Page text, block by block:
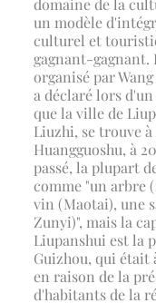
domaine de la
un modèle
culturel et
gagnant-gagnant.
organisé par
a déclaré lors
que la ville de
Liuzhi, se trouve à
Huangguoshu, à
passé, la plupart
comme "un arbre
vin (Maotai), une
Zunyi)", mais la
Liupanshui est la
Guizhou, qui était
en raison de la
d'habitants de la